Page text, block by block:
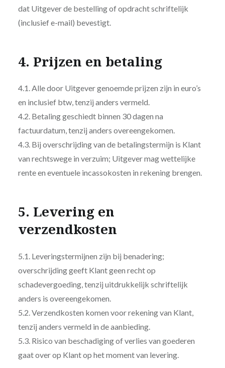
dat Uitgever de bestelling of opdracht schriftelijk
(inclusief e-mail) bevestigt.
4. Prijzen en betaling
4.1. Alle door Uitgever genoemde prijzen zijn in euro’s
en inclusief btw, tenzij anders vermeld.
4.2. Betaling geschiedt binnen 30 dagen na
factuurdatum, tenzij anders overeengekomen.
4.3. Bij overschrijding van de betalingstermijn is Klant
van rechtswege in verzuim; Uitgever mag wettelijke
rente en eventuele incassokosten in rekening brengen.
5. Levering en
verzendkosten
5.1. Leveringstermijnen zijn bij benadering;
overschrijding geeft Klant geen recht op
schadevergoeding, tenzij uitdrukkelijk schriftelijk
anders is overeengekomen.
5.2. Verzendkosten komen voor rekening van Klant,
tenzij anders vermeld in de aanbieding.
5.3. Risico van beschadiging of verlies van goederen
gaat over op Klant op het moment van levering.